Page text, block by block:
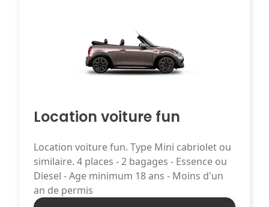
Location voiture fun
Location voiture fun. Type Mini cabriolet ou
similaire. 4 places - 2 bagages - Essence ou
Diesel - Age minimum 18 ans - Moins d'un
an de permis